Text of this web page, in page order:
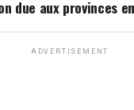
due aux provinces
ADVERTISEMENT